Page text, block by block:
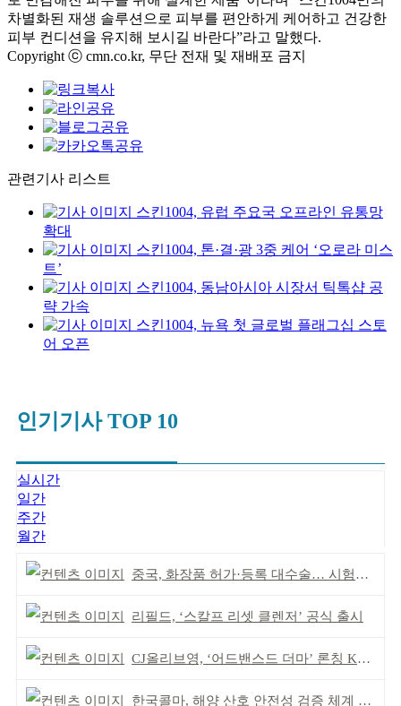
차별화된 재생 솔루션으로 피부를 편안하게 케어하고 건강한
피부 컨디션을 유지해 보시길 바란다”라고 말했다.
Copyright ⓒ cmn.co.kr, 무단 전재 및 재배포 금지
관련기사 리스트
스킨1004, 유럽 주요국 오프라인 유통망
확대
스킨1004, 톤·결·광 3중 케어 ‘오로라 미스
트’
스킨1004, 동남아시아 시장서 틱톡샵 공
략 가속
스킨1004, 뉴욕 첫 글로벌 플래그십 스토
어 오픈
인기기사 TOP 10
실시간
일간
주간
월간
중국, 화장품 허가·등록 대수술… 시험자료 공용 허용
리필드, ‘스칼프 리셋 클렌저’ 공식 출시
CJ올리브영, ‘어드밴스드 더마’ 론칭 K더마 육성 박차
한국콜마, 해양 산호 안전성 검증 체계 구축